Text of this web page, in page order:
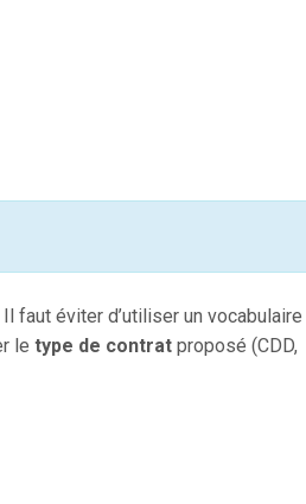
faut éviter d’utiliser un vocabulaire
letype de contrat proposé (CDD,